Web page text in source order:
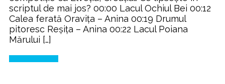
scriptul de mai jos? 00:00 Lacul Ochiul Bei 00:12
Calea ferată Oravița – Anina 00:19 Drumul
pitoresc Reșița – Anina 00:22 Lacul Poiana
Mărului […]